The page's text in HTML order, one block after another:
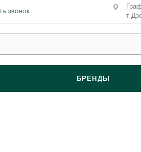
ЗВОНОК
т
БРЕНДЫ